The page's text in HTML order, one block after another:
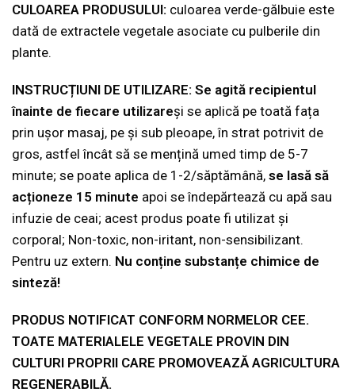
CULOAREA PRODUSULUI: culoarea verde-gălbuie este
dată de extractele vegetale asociate cu pulberile din
plante.
INSTRUCȚIUNI DE UTILIZARE: Se agită recipientul
înainte de fiecare utilizareși se aplică pe toată fața
prin ușor masaj, pe și sub pleoape, în strat potrivit de
gros, astfel încât să se mențină umed timp de 5-7
minute; se poate aplica de 1-2/săptămână, se lasă să
acționeze 15 minute apoi se îndepărtează cu apă sau
infuzie de ceai; acest produs poate fi utilizat și
corporal; Non-toxic, non-iritant, non-sensibilizant.
Pentru uz extern. Nu conține substanțe chimice de
sinteză!
PRODUS NOTIFICAT CONFORM NORMELOR CEE.
TOATE MATERIALELE VEGETALE PROVIN DIN
CULTURI PROPRII CARE PROMOVEAZĂ AGRICULTURA
REGENERABILĂ.